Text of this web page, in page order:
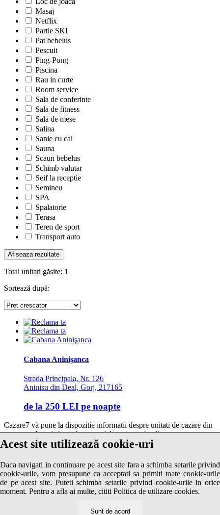
Acest site utilizează cookie-uri
Daca navigati in continuare pe acest site fara a schimba setarile privind
cookie-urile, vom presupune ca acceptati sa primiti toate cookie-urile
de pe acest site. Puteti schimba setarile privind cookie-urile in orice
moment. Pentru a afla ai multe, cititi Politica de utilizare cookies.
Sunt de acord
Masaj
Netflix
Partie SKI
Pat bebelus
Pescuit
Ping-Pong
Piscina
Rau in curte
Room service
Sala de conferinte
Sala de fitness
Sala de mese
Salina
Sanie cu cai
Sauna
Scaun bebelus
Schimb valutar
Seif la receptie
Semineu
SPA
Spalatorie
Terasa
Teren de sport
Transport auto
Total unitați găsite: 1
Sortează după:
Cabana Aninişanca
Strada Principala, Nr. 126
Aninisu din Deal, Gorj, 217165
de la 250 LEI pe noapte
Cazare7 vă pune la dispozitie informatii despre unitati de cazare din
toate zonele turistice, oferte speciale, rezervari online.
Utilizand acest serviciu inseamna ca sunteti de acord cu
© 2026 Cazare7. Toate drepturile rezervate.